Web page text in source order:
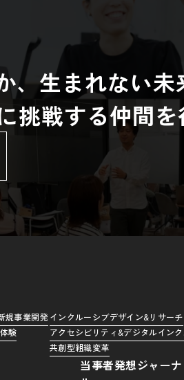
、生まれない未
挑戦する仲間
規事業開発インクルーシブデザイン&リサーチ
験
アクセシビリティ&デジタルイン
共創型組織変革
当事者発想ジャーナ